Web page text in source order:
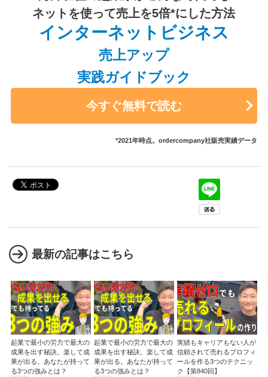
ネットを使って売上を5倍*にした方法
インターネットビジネス
売上アップ
実践ガイドブック
今すぐ無料で読む
*2021年時点。ordercompany社販売実績データ
最新の記事はこちら
起業で最小の労力で最大の
成果を出す秘訣。楽して成
果が出る。あなたが持って
る3つの強みとは？
起業で最小の労力で最大の
成果を出す秘訣。楽して成
果が出る。あなたが持って
る3つの強みとは？
実績もキャリアもない人が
信頼されて売れるプロフィ
ールを作る3つのテクニッ
ク【第840回】